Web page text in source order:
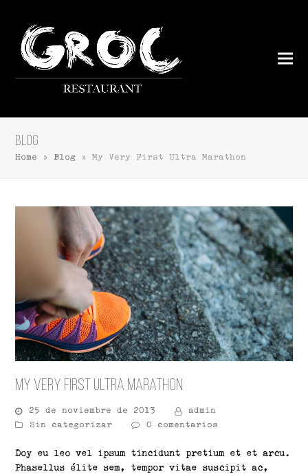
Blog
Home »Blog »My Very First Ultra Marathon
My Very First Ultra Marathon
25 de noviembre de 2013
admin
Sin categorizar
0 comentarios
Doy eu leo vel ipsum tincidunt pretium et et arcu.
Phasellus élite sem, tempor vitae suscipit ac,